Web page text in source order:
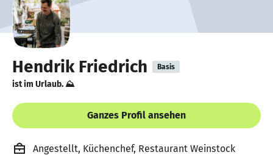
Hendrik Friedrich Basis
ist im Urlaub. ⛰
Ganzes Profil ansehen
Angestellt, Küchenchef, Restaurant Weinstock